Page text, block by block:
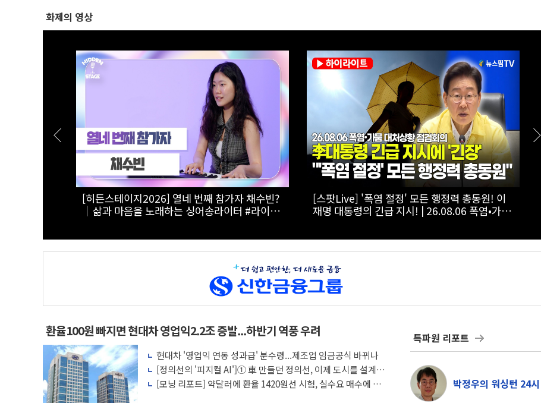
화제의 영상
[스팟Live] 개혁신당·한국형사소송법학회, '검
찰개혁인가, 형사사법의 붕괴인가' 긴급 세미나
[히든스테이지2026] 열세 번째 참가자 마린?｜
음악으로 세상을 여행하고픈 싱어송라이터 #라
환율100원 빠지면 현대차 영업익2.2조 증발...하반기 역풍 우려
현대차 '영업익 연동 성과급' 분수령...제조업 임금공식 바뀌나
[정의선의 '피지컬 AI']① 車 만들던 정의선, 이제 도시를 설계한
다
[모닝 리포트] 약달러에 환율 1420원선 시험, 실수요 매수에 낙
특파원 리포트
박정우의 워싱턴 24시